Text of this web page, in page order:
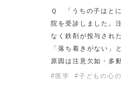
Ｑ 「うちの子はと
院を受診しました。
なく鉄剤が投与され
「落ち着きがない」
原因は注意欠如・多
# 医学 #子どもの心